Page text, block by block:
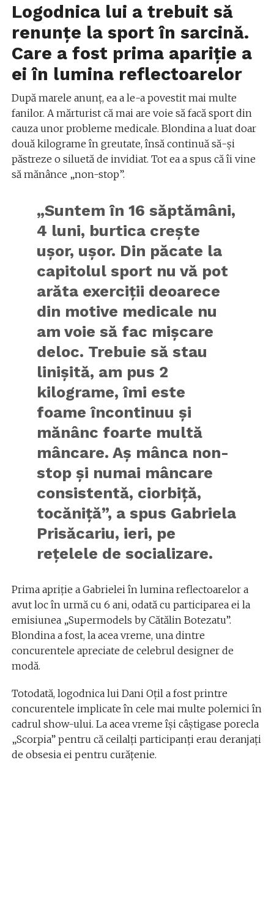
Logodnica lui a trebuit să
renunțe la sport în sarcină.
Care a fost prima apariție a
ei în lumina reflectoarelor
După marele anunț, ea a le-a povestit mai multe
fanilor. A mărturist că mai are voie să facă sport din
cauza unor probleme medicale. Blondina a luat doar
două kilograme în greutate, însă continuă să-și
păstreze o siluetă de invidiat. Tot ea a spus că îi vine
să mănânce „non-stop”.
„Suntem în 16 săptămâni,
4 luni, burtica crește
ușor, ușor. Din păcate la
capitolul sport nu vă pot
arăta exerciții deoarece
din motive medicale nu
am voie să fac mișcare
deloc. Trebuie să stau
linișită, am pus 2
kilograme, îmi este
foame încontinuu și
mănânc foarte multă
mâncare. Aș mânca non-
stop și numai mâncare
consistentă, ciorbiță,
tocăniță”, a spus Gabriela
Prisăcariu, ieri, pe
rețelele de socializare.
Prima apriție a Gabrielei în lumina reflectoarelor a
avut loc în urmă cu 6 ani, odată cu participarea ei la
emisiunea „Supermodels by Cătălin Botezatu”.
Blondina a fost, la acea vreme, una dintre
concurentele apreciate de celebrul designer de
modă.
Totodată, logodnica lui Dani Oțil a fost printre
concurentele implicate în cele mai multe polemici în
cadrul show-ului. La acea vreme își câștigase porecla
„Scorpia” pentru că ceilalți participanți erau deranjați
de obsesia ei pentru curăţenie.